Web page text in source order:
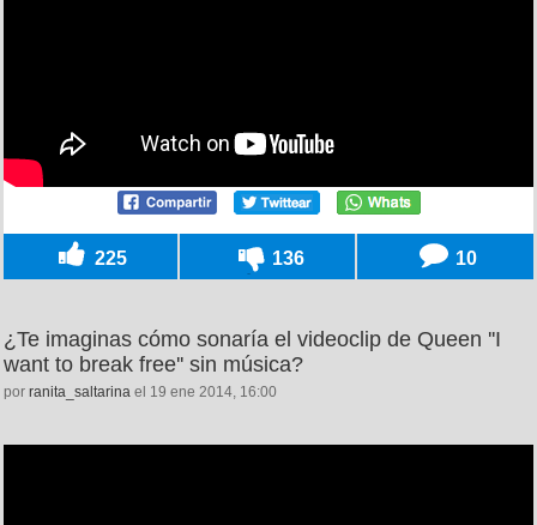
225 136 10
¿Te imaginas cómo sonaría el videoclip de Queen ''I
want to break free'' sin música?
por ranita_saltarina el 19 ene 2014, 16:00